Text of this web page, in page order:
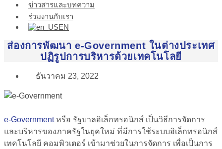
ข่าวสารและบทความ
ร่วมงานกับเรา
EN
ส่องการพัฒนา e-Government ในต่างประเทศ
ปฏิรูปการบริหารด้วยเทคโนโลยี
ธันวาคม 23, 2022
e-Governmentหรือ รัฐบาลอิเล็กทรอนิกส์ เป็นวิธีการจัดการ
และบริหารของภาครัฐในยุคใหม่ ที่มีการใช้ระบบอิเล็กทรอนิกส์
เทคโนโลยี คอมพิวเตอร์ เข้ามาช่วยในการจัดการ เพื่อเป็นการ